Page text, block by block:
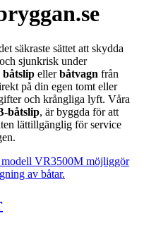
säkraste sättet att skydda
sjunkrisk under
båtslip ellerbåtvagn från
på din egen tomt eller
och krångliga lyft. Våra
båtslip, är byggda för att
lättillgänglig för service